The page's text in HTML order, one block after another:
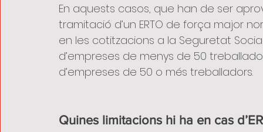
En aquests casos, que han de ser
tramitació d’un ERTO de força major
en les cotitzacions a la Seguretat
d’empreses de menys de 50
d’empreses de 50 o més treballadors.
Quines limitacions hi ha en cas